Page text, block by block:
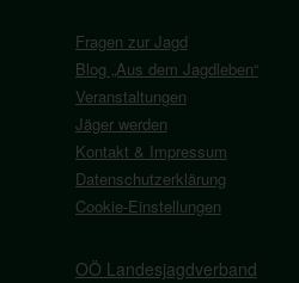
Fragen zur Jagd
Blog „Aus dem Jagdleben“
Veranstaltungen
Jäger werden
Kontakt & Impressum
Datenschutzerklärung
Cookie-Einstellungen
OÖ Landesjagdverband